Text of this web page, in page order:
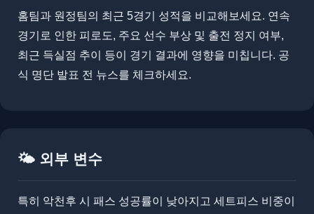
홈팀과 원정팀의 최근 5경기 성적을 비교해보세요. 연속
경기로 인한 피로도, 주요 선수 부상 및 출전 정지 여부,
최근 득실점 추이 등이 경기 결과에 영향을 미칩니다. 공
식 명단 발표 전 뉴스를 체크하세요.
🌤️ 외부 변수
​​특히 악천후 시 패스 성공률이 낮아지고 세트피스 비중이